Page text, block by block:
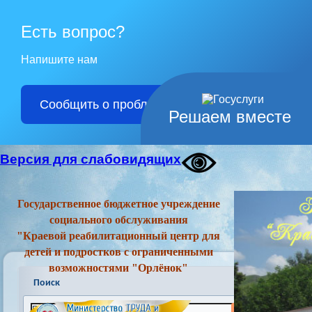
Решаем вместе
Есть вопрос?
Напишите нам
Сообщить о проблеме
Версия для слабовидящих
Государственное бюджетное учреждение
социального обслуживания
"Краевой реабилитационный центр для
детей и подростков с ограниченными
возможностями "Орлёнок"
Поиск